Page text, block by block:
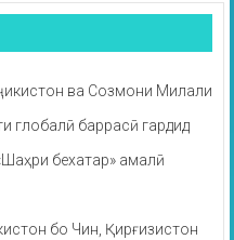
ва Созмони Милали
глобалӣ баррасӣ гардид
бехатар» амалӣ
бо Чин, Қирғизистон